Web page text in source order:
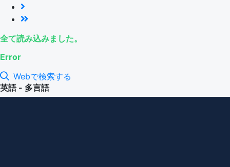
全て読み込みました。
Error
Webで検索する
英語 - 多言語